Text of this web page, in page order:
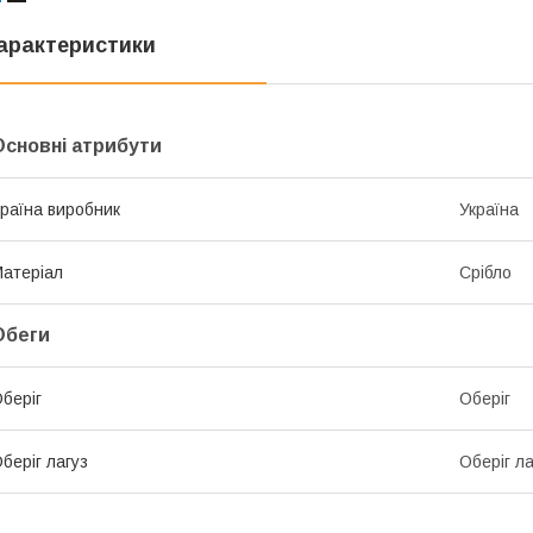
атрибути
виробник Україна
Срібло
Оберіг
лагуз Оберіг